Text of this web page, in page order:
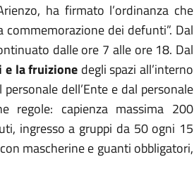
ha firmato l’ordinanza che
commemorazione dei defunti”. Dal
dalle ore 7 alle ore 18. Dal
e la fruizione degli spazi all’interno
dell’Ente e dal personale
regole: capienza massima 200
ingresso a gruppi da 50 ogni 15
mascherine e guanti obbligatori,